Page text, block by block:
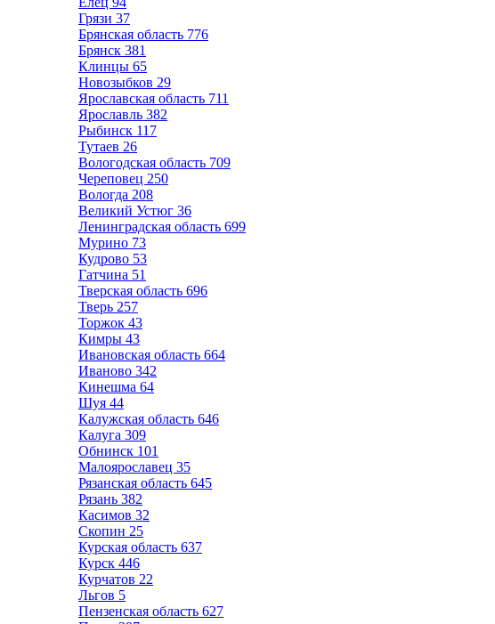
Грязи 37
Брянская область 776
Брянск 381
Клинцы 65
Новозыбков 29
Ярославская область 711
Ярославль 382
Рыбинск 117
Тутаев 26
Вологодская область 709
Череповец 250
Вологда 208
Великий Устюг 36
Ленинградская область 699
Мурино 73
Кудрово 53
Гатчина 51
Тверская область 696
Тверь 257
Торжок 43
Кимры 43
Ивановская область 664
Иваново 342
Кинешма 64
Шуя 44
Калужская область 646
Калуга 309
Обнинск 101
Малоярославец 35
Рязанская область 645
Рязань 382
Касимов 32
Скопин 25
Курская область 637
Курск 446
Курчатов 22
Льгов 5
Пензенская область 627